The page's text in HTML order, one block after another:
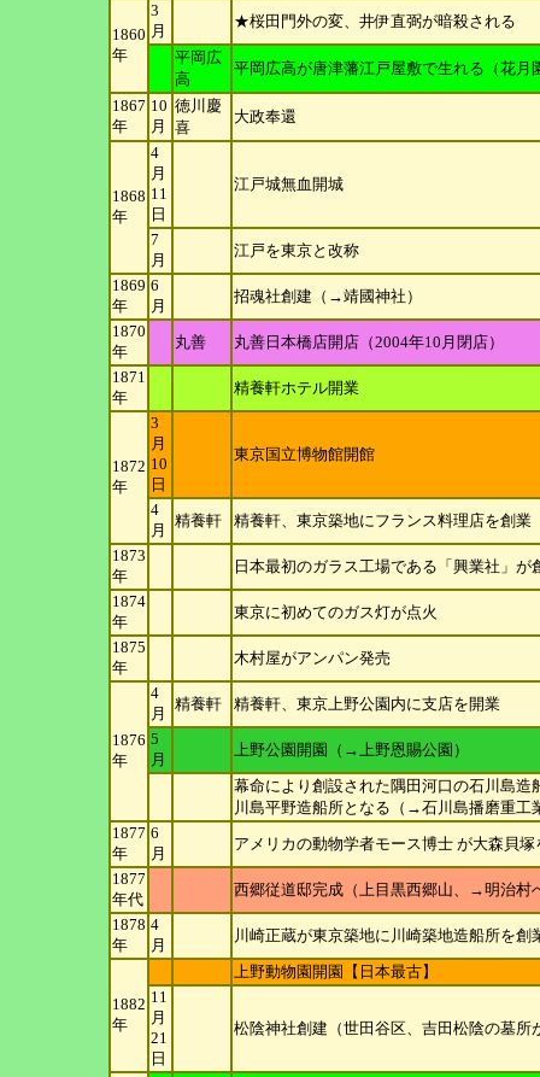
1860
年
3
月
★桜田門外の変、井伊直弼が暗殺される
平岡広
高
平岡広高が唐津藩江戸屋敷で生れる（花月
1867
年
10
月
徳川慶
喜
大政奉還
1868
年
4
月
11
日
江戸城無血開城
7
月
江戸を東京と改称
1869
年
6
月
招魂社創建（→靖國神社）
1870
年
丸善
丸善日本橋店開店（2004年10月閉店）
1871
年
精養軒ホテル開業
1872
年
3
月
10
日
東京国立博物館開館
4
月
精養軒
精養軒、東京築地にフランス料理店を創業
1873
年
日本最初のガラス工場である「興業社」
1874
年
東京に初めてのガス灯が点火
1875
年
木村屋がアンパン発売
1876
年
4
月
精養軒
精養軒、東京上野公園内に支店を開業
5
月
上野公園開園（→上野恩賜公園）
幕命により創設された隅田河口の石川島
川島平野造船所となる（→石川島播磨重工
1877
年
6
月
アメリカの動物学者モース博士 が大森貝
1877
年代
西郷従道邸完成（上目黒西郷山、→明治村
1878
年
4
月
川崎正蔵が東京築地に川崎築地造船所を
1882
年
上野動物園開園【日本最古】
11
月
21
日
松陰神社創建（世田谷区、吉田松陰の墓所